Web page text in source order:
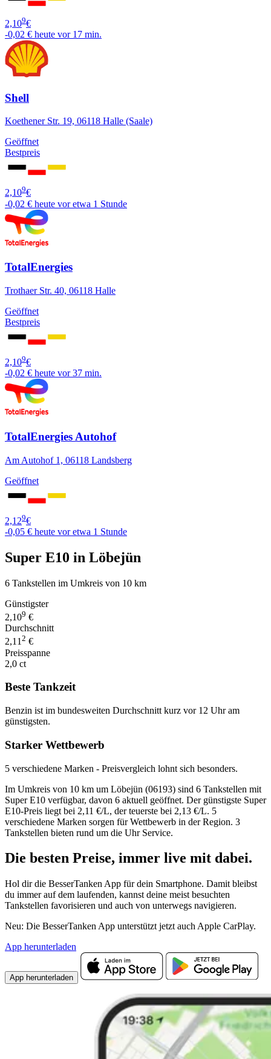
2,109€
-0,02 € heute vor 17 min.
Shell
Koethener Str. 19, 06118 Halle (Saale)
Geöffnet
Bestpreis
2,109€
-0,02 € heute vor etwa 1 Stunde
TotalEnergies
Trothaer Str. 40, 06118 Halle
Geöffnet
Bestpreis
2,109€
-0,02 € heute vor 37 min.
TotalEnergies Autohof
Am Autohof 1, 06118 Landsberg
Geöffnet
2,129€
-0,05 € heute vor etwa 1 Stunde
Super E10 in Löbejün
6 Tankstellen im Umkreis von 10 km
Günstigster
2,109 €
Durchschnitt
2,112 €
Preisspanne
2,0 ct
Beste Tankzeit
Benzin ist im bundesweiten Durchschnitt kurz vor 12 Uhr am
günstigsten.
Starker Wettbewerb
5 verschiedene Marken - Preisvergleich lohnt sich besonders.
Im Umkreis von 10 km um Löbejün (06193) sind 6 Tankstellen mit
Super E10 verfügbar, davon 6 aktuell geöffnet. Der günstigste Super
E10-Preis liegt bei 2,11 €/L, der teuerste bei 2,13 €/L. 5
verschiedene Marken sorgen für Wettbewerb in der Region. 3
Tankstellen bieten rund um die Uhr Service.
Die besten Preise, immer live mit dabei.
Hol dir die BesserTanken App für dein Smartphone. Damit bleibst
du immer auf dem laufenden, kannst deine meist besuchten
Tankstellen favorisieren und auch von unterwegs navigieren.
Neu: Die BesserTanken App unterstützt jetzt auch Apple CarPlay.
App herunterladen
App herunterladen